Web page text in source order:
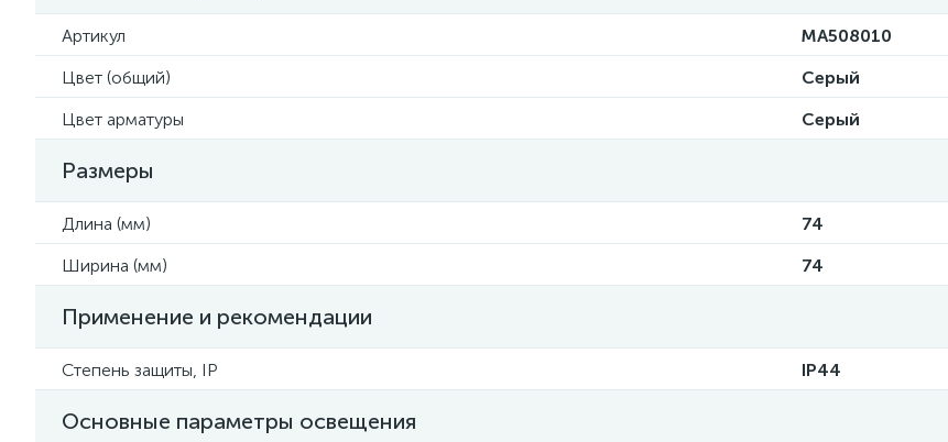
Артикул
MA508010
Цвет (общий)
Серый
Цвет арматуры
Серый
Размеры
Длина (мм)
74
Ширина (мм)
74
Применение и рекомендации
Степень защиты, IP IP44
Основные параметры освещения